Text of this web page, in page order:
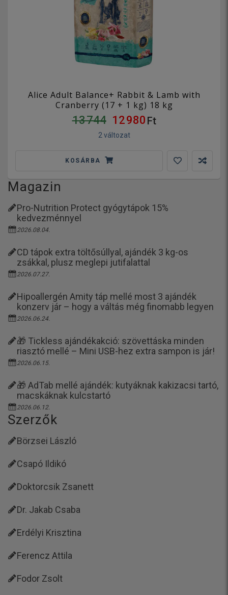
Alice Adult Balance+ Rabbit & Lamb with
Cranberry (17 + 1 kg) 18 kg
13 744 12 980 Ft
2 változat
KOSÁRBA
Magazin
Pro-Nutrition Protect gyógytápok 15%
kedvezménnyel
2026.08.04.
CD tápok extra töltősúllyal, ajándék 3 kg-os
zsákkal, plusz meglepi jutifalattal
2026.07.27.
Hipoallergén Amity táp mellé most 3 ajándék
konzerv jár – hogy a váltás még finomabb legyen
2026.06.24.
🎁 Tickless ajándékakció: szövettáska minden
riasztó mellé – Mini USB-hez extra sampon is jár!
2026.06.15.
🎁 AdTab mellé ajándék: kutyáknak kakizacsi tartó,
macskáknak kulcstartó
2026.06.12.
Szerzők
Börzsei László
Csapó Ildikó
Doktorcsik Zsanett
Dr. Jakab Csaba
Erdélyi Krisztina
Ferencz Attila
Fodor Zsolt